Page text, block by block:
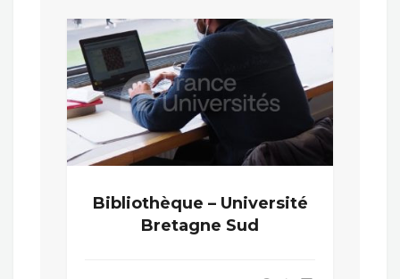
Bibliothèque – Université
Bretagne Sud